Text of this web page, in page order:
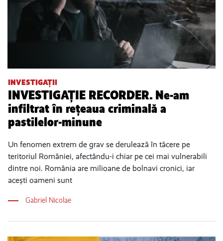
INVESTIGAȚII
INVESTIGAȚIE RECORDER. Ne-am
infiltrat în rețeaua criminală a
pastilelor-minune
Un fenomen extrem de grav se derulează în tăcere pe
teritoriul României, afectându-i chiar pe cei mai vulnerabili
dintre noi. România are milioane de bolnavi cronici, iar
acești oameni sunt
Gabriel Nicolae